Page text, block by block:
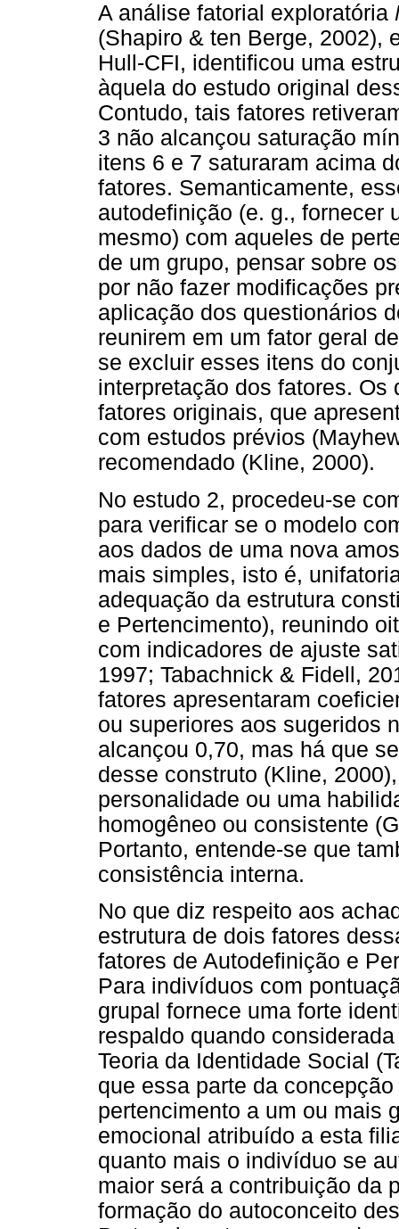
A análise fatorial exploratória
(Shapiro & ten Berge, 2002),
Hull-CFI, identificou uma
àquela do estudo original
Contudo, tais fatores
3 não alcançou saturação
itens 6 e 7 saturaram acima
fatores. Semanticamente,
autodefinição (e. g., fornecer
mesmo) com aqueles de
de um grupo, pensar sobre
por não fazer modificações
aplicação dos questionários
reunirem em um fator geral
se excluir esses itens do
interpretação dos fatores.
fatores originais, que
com estudos prévios
recomendado (Kline, 2000).
No estudo 2, procedeu-se
para verificar se o modelo
aos dados de uma nova
mais simples, isto é,
adequação da estrutura
e Pertencimento), reunindo
com indicadores de ajuste
1997; Tabachnick & Fidell,
fatores apresentaram
ou superiores aos sugeridos
alcançou 0,70, mas há que
desse construto (Kline,
personalidade ou uma
homogêneo ou consistente
Portanto, entende-se que
consistência interna.
No que diz respeito aos
estrutura de dois fatores
fatores de Autodefinição e
Para indivíduos com
grupal fornece uma forte
respaldo quando
Teoria da Identidade Social
que essa parte da
pertencimento a um ou mais
emocional atribuído a esta
quanto mais o indivíduo se
maior será a contribuição da
formação do autoconceito